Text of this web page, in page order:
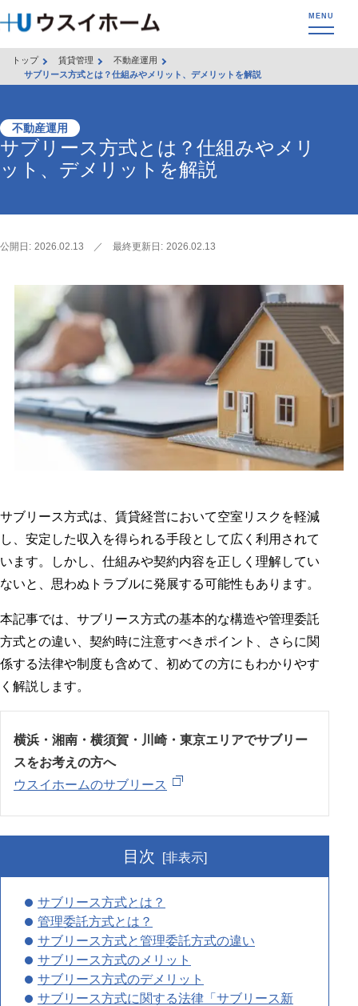
トップ 賃貸管理
不動産運用
サブリース方式とは？仕組みやメリット、デメリットを解説
不動産運用
サブリース方式とは？仕組みやメリ
ット、デメリットを解説
公開日: 2026.02.13 ／ 最終更新日: 2026.02.13
サブリース方式は、賃貸経営において空室リスクを軽減
し、安定した収入を得られる手段として広く利用されて
います。しかし、仕組みや契約内容を正しく理解してい
ないと、思わぬトラブルに発展する可能性もあります。
本記事では、サブリース方式の基本的な構造や管理委託
方式との違い、契約時に注意すべきポイント、さらに関
係する法律や制度も含めて、初めての方にもわかりやす
く解説します。
横浜・湘南・横須賀・川崎・東京エリアでサブリー
スをお考えの方へ
ウスイホームのサブリース
目次 [非表示]
サブリース方式とは？
管理委託方式とは？
サブリース方式と管理委託方式の違い
サブリース方式のメリット
サブリース方式のデメリット
サブリース方式に関する法律「サブリース新